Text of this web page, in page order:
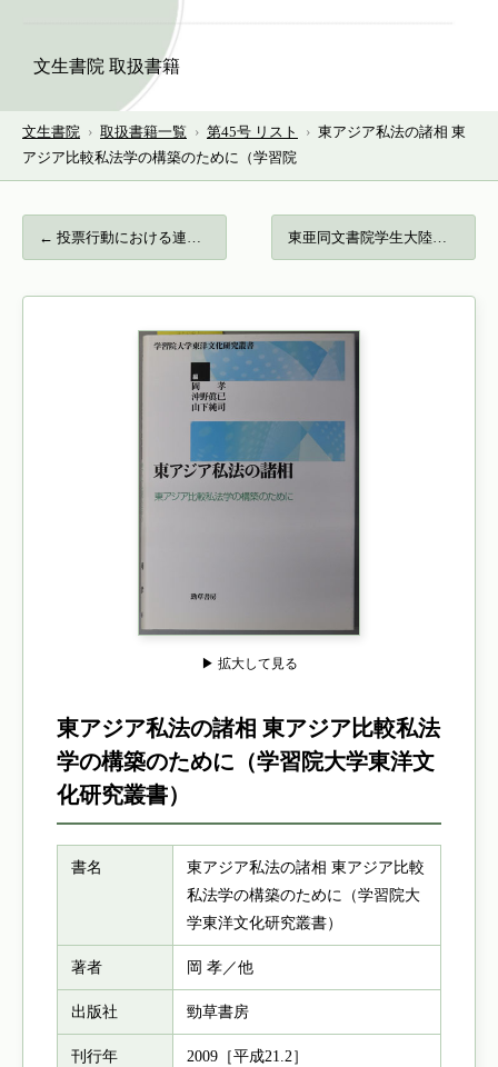
文生書院 取扱書籍
文生書院 › 取扱書籍一覧 › 第45号 リスト › 東アジア私法の諸相 東
アジア比較私法学の構築のために（学習院
← 投票行動における連続と変化 札幌市の場合… 東亜同文書院学生大陸大旅行秘話… →
▶ 拡大して見る
東アジア私法の諸相 東アジア比較私法
学の構築のために（学習院大学東洋文
化研究叢書）
書名
東アジア私法の諸相 東アジア比較
私法学の構築のために（学習院大
学東洋文化研究叢書）
著者 岡 孝／他
出版社 勁草書房
刊行年 2009［平成21.2］